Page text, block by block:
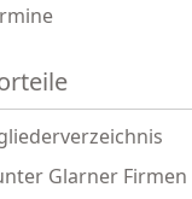
Glarner Firmen